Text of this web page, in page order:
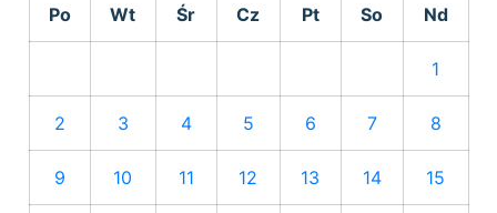
Po Wt Śr Cz Pt So Nd
1
2 3 4 5 6 7 8
9 10 11 12 13 14 15